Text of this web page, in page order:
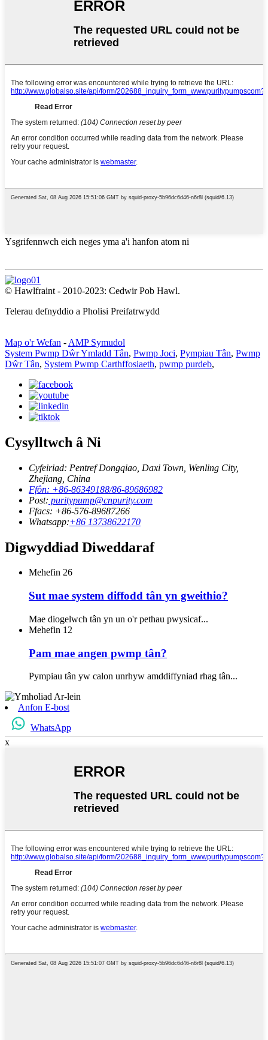
Ysgrifennwch eich neges yma a'i hanfon atom ni
© Hawlfraint - 2010-2023: Cedwir Pob Hawl.
Telerau defnyddio a Pholisi Preifatrwydd
Map o'r Wefan - AMP Symudol
System Pwmp Dŵr Ymladd Tân, Pwmp Joci, Pympiau Tân, Pwmp
Dŵr Tân, System Pwmp Carthffosiaeth, pwmp purdeb,
Cysylltwch â Ni
Cyfeiriad: Pentref Dongqiao, Daxi Town, Wenling City,
Zhejiang, China
Ffôn: +86-86349188/86-89686982
Post: puritypump@cnpurity.com
Ffacs: +86-576-89687266
Whatsapp:+86 13738622170
Digwyddiad Diweddaraf
Mehefin 26
Sut mae system diffodd tân yn gweithio?
Mae diogelwch tân yn un o'r pethau pwysicaf...
Mehefin 12
Pam mae angen pwmp tân?
Pympiau tân yw calon unrhyw amddiffyniad rhag tân...
Anfon E-bost
WhatsApp
x